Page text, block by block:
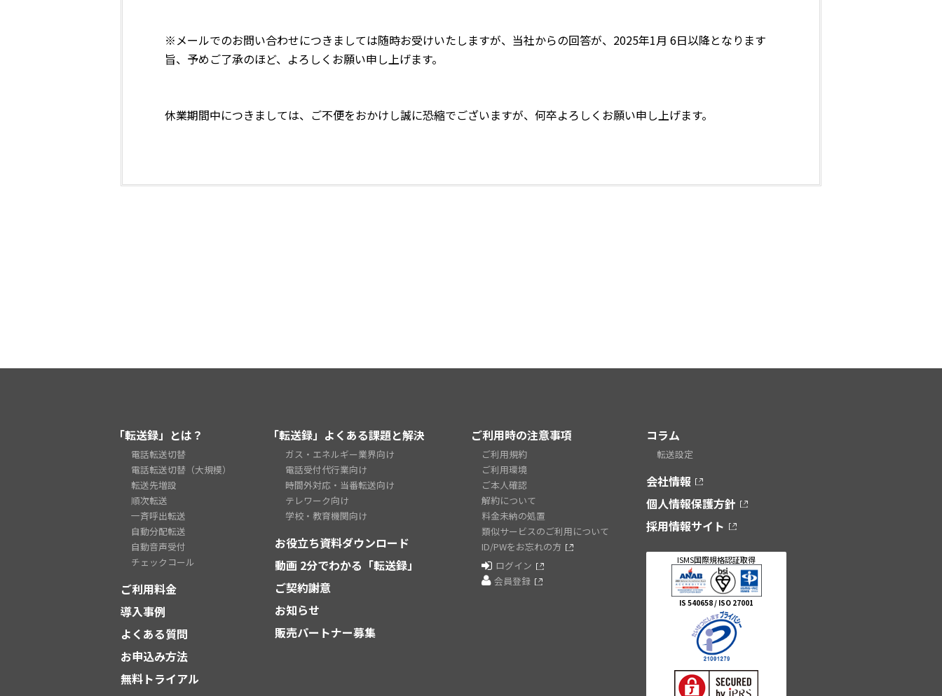
※メールでのお問い合わせにつきましては随時お受けいたしますが、当社からの回答が、2025年1月 6日以降となります
旨、予めご了承のほど、よろしくお願い申し上げます。
休業期間中につきましては、ご不便をおかけし誠に恐縮でございますが、何卒よろしくお願い申し上げます。
「転送録」とは？
電話転送切替
電話転送切替（大規模）
転送先増設
順次転送
一斉呼出転送
自動分配転送
自動音声受付
チェックコール
ご利用料金
導入事例
よくある質問
お申込み方法
無料トライアル
「転送録」よくある課題と解決
ガス・エネルギー業界向け
電話受付代行業向け
時間外対応・当番転送向け
テレワーク向け
学校・教育機関向け
お役立ち資料ダウンロード
動画 2分でわかる「転送録」
ご契約謝意
お知らせ
販売パートナー募集
ご利用時の注意事項
ご利用規約
ご利用環境
ご本人確認
解約について
料金未納の処置
類似サービスのご利用について
ID/PWをお忘れの方
ログイン
会員登録
コラム
転送設定
会社情報
個人情報保護方針
採用情報サイト
ISMS国際規格認証取得
IS 540658 / ISO 27001